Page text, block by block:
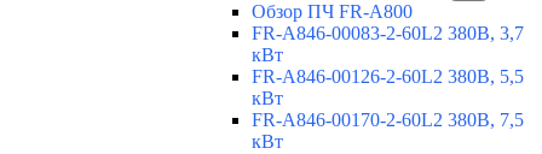
Обзор ПЧ FR-A800
FR-A846-00083-2-60L2 380В, 3,7
кВт
FR-A846-00126-2-60L2 380В, 5,5
кВт
FR-A846-00170-2-60L2 380В, 7,5
кВт